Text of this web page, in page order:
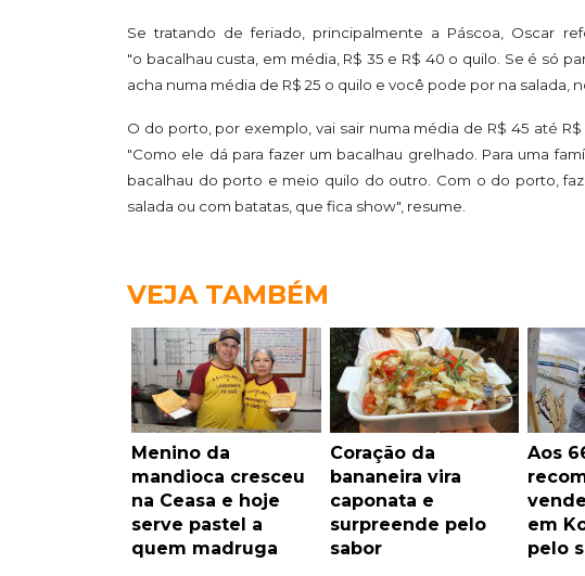
Se tratando de feriado, principalmente a Páscoa, Oscar
"o bacalhau custa, em média, R$ 35 e R$ 40 o quilo. Se é só
acha numa média de R$ 25 o quilo e você pode por na salada,
O do porto, por exemplo, vai sair numa média de R$ 45 até
"Como ele dá para fazer um bacalhau grelhado. Para uma
bacalhau do porto e meio quilo do outro. Com o do porto,
salada ou com batatas, que fica show", resume.
VEJA TAMBÉM
Menino da
mandioca cresceu
na Ceasa e hoje
serve pastel a
quem madruga
Coração da
bananeira vira
caponata e
surpreende pelo
sabor
Aos
em
pelo